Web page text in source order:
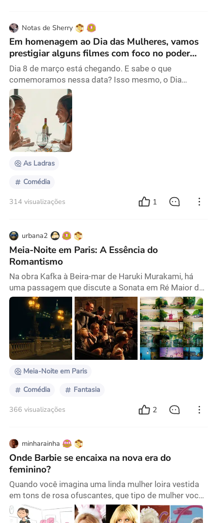
Notas de Sherry
Em homenagem ao Dia das Mulheres, vamos
prestigiar alguns filmes com foco no poder
feminino!
Dia 8 de março está chegando. E sabe o que
comemoramos nessa data? Isso mesmo, o Dia
Internacional das Mulheres! Estou sempre atenta às
perspectivas de gênero quando assisto a filmes. Mas
existe um problema: toda vez que falamos sobre
filmes feministas, eles estão sempre relacionados a
quanto as mulheres sofrem ou como estão lutando
contra injustiças. Precisamos ser honestos: não há
necessidade de
As Ladras
Comédia
314 visualizações 1
urbana2
Meia-Noite em Paris: A Essência do
Romantismo
Na obra Kafka à Beira-mar de Haruki Murakami, há
uma passagem que discute a Sonata em Ré Maior de
Schubert, afirmando que, como a peça em si não é
perfeita, sua imperfeição “densa e de alta qualidade”
estimula fortemente a consciência das pessoas e
atrai o coração de um certo tipo de pessoa. Esta
imperfeição exemplifica a “música que desafia e é
derrotada pela existência de tudo”, encapsulando a e
Meia-Noite em Paris
Comédia Fantasia
366 visualizações 2
minharainha
Onde Barbie se encaixa na nova era do
feminino?
Quando você imagina uma linda mulher loira vestida
em tons de rosa ofuscantes, que tipo de mulher você
pensa que ela é? Fútil e risonha? Hipersexualizada? Ou
uma garota popular e maliciosa? Não seria surpresa